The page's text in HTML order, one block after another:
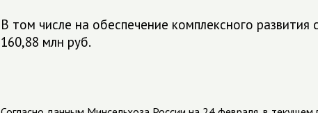
В том числе на обеспечение комплексного
160,88 млн руб.